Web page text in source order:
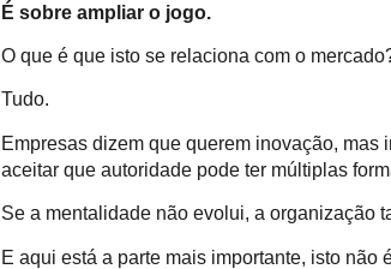
É sobre ampliar o jogo.
O que é que isto se relaciona com o
Tudo.
Empresas dizem que querem inovação,
aceitar que autoridade pode ter múltiplas
Se a mentalidade não evolui, a organização
E aqui está a parte mais importante, isto